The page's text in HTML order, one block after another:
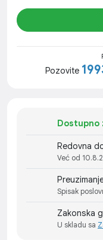
Pozovite
Dostupno
Redovna
Već od
Spisak
Zakonska
U skladu sa